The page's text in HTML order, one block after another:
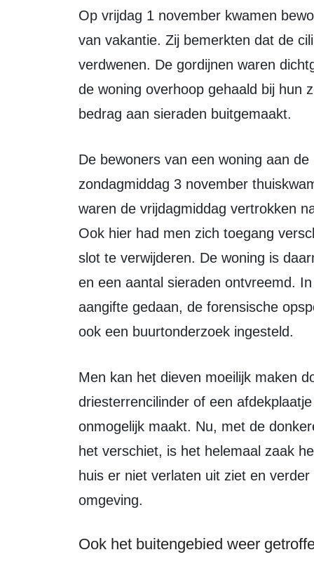
Op vrijdag 1 november kwamen bewoners van een huis aan het Voorland terug
van vakantie. Zij bemerkten dat de
verdwenen. De gordijnen waren
de woning overhoop gehaald bij hun
bedrag aan sieraden buitgemaakt.
De bewoners van een woning aan de Robbenplaat werden toen ze
zondagmiddag 3 november
waren de vrijdagmiddag vertrokken
Ook hier had men zich toegang
slot te verwijderen. De woning is
en een aantal sieraden ontvreemd.
aangifte gedaan, de forensische
ook een buurtonderzoek ingesteld.
Men kan het dieven moeilijk maken door het slot te laten voorzien van een
driesterrencilinder of een
onmogelijk maakt. Nu, met de
het verschiet, is het helemaal zaak
huis er niet verlaten uit ziet en
omgeving.
Ook het buitengebied weer